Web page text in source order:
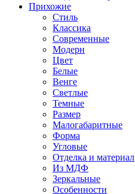
Прихожие
Стиль
Классика
Современные
Модерн
Цвет
Белые
Венге
Светлые
Темные
Размер
Малогабаритные
Форма
Угловые
Отделка и материал
Из МДФ
Зеркальные
Особенности